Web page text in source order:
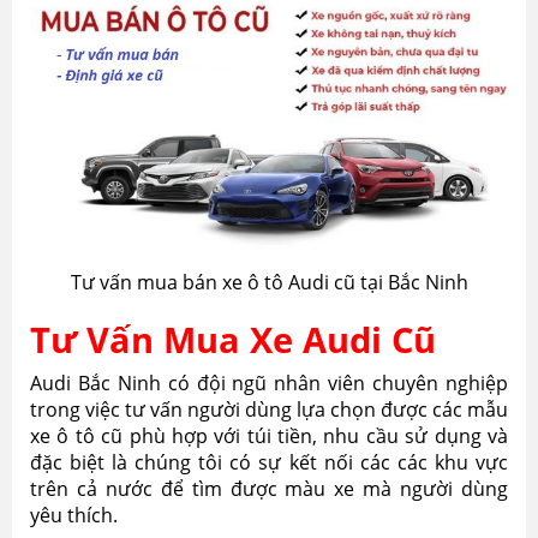
Tư vấn mua bán xe ô tô Audi cũ tại Bắc Ninh
Tư Vấn Mua Xe Audi Cũ
Audi Bắc Ninh có đội ngũ nhân viên chuyên nghiệp
trong việc tư vấn người dùng lựa chọn được các mẫu
xe ô tô cũ phù hợp với túi tiền, nhu cầu sử dụng và
đặc biệt là chúng tôi có sự kết nối các các khu vực
trên cả nước để tìm được màu xe mà người dùng
yêu thích.